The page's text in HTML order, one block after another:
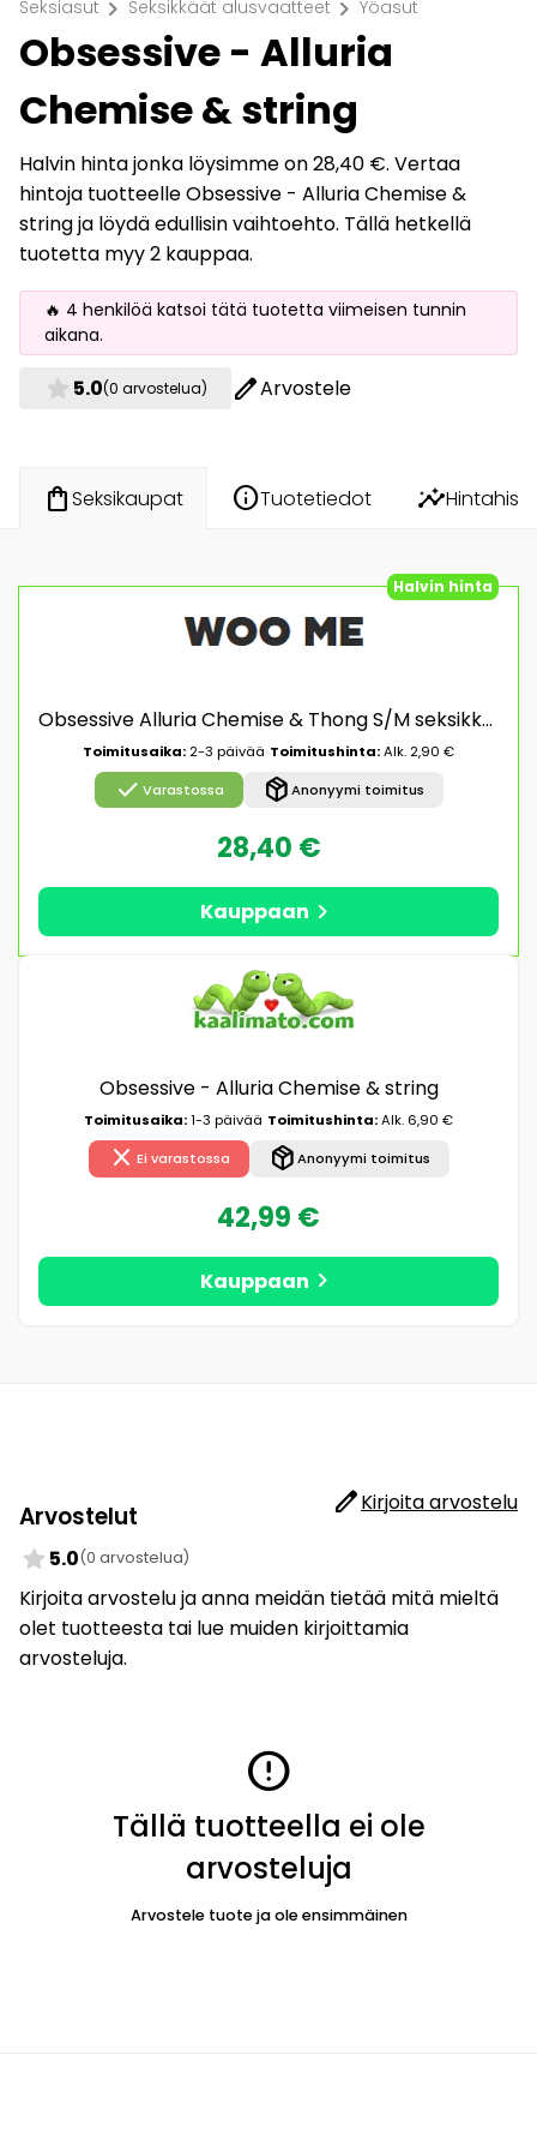
Seksiasut chevron_right Seksikkäät alusvaatteet chevron_right Yöasut
Obsessive - Alluria
Chemise & string
Halvin hinta jonka löysimme on 28,40 €. Vertaa
hintoja tuotteelle Obsessive - Alluria Chemise &
string ja löydä edullisin vaihtoehto. Tällä hetkellä
tuotetta myy 2 kauppaa.
🔥 4 henkilöä katsoi tätä tuotetta viimeisen tunnin
aikana.
star 5.0(0 arvostelua) editArvostele
shopping_bagSeksikaupat infoTuotetiedot insights
Halvin hinta
Obsessive Alluria Chemise & Thong S/M seksikkäät alusvaatteet
Toimitusaika: 2-3 päivää Toimitushinta:Alk. 2,90 €
check Varastossa package_2Anonyymi toimitus
28,40 €
Kauppaan chevron_right
Obsessive - Alluria Chemise & string
Toimitusaika:1-3 päivää Toimitushinta:Alk. 6,90 €
close Ei varastossa package_2Anonyymi toimitus
42,99 €
Kauppaan chevron_right
Arvostelut editKirjoita arvostelu
star 5.0(0 arvostelua)
Kirjoita arvostelu ja anna meidän tietää mitä mieltä
olet tuotteesta tai lue muiden kirjoittamia
arvosteluja.
error
Tällä tuotteella ei ole
arvosteluja
Arvostele tuote ja ole ensimmäinen